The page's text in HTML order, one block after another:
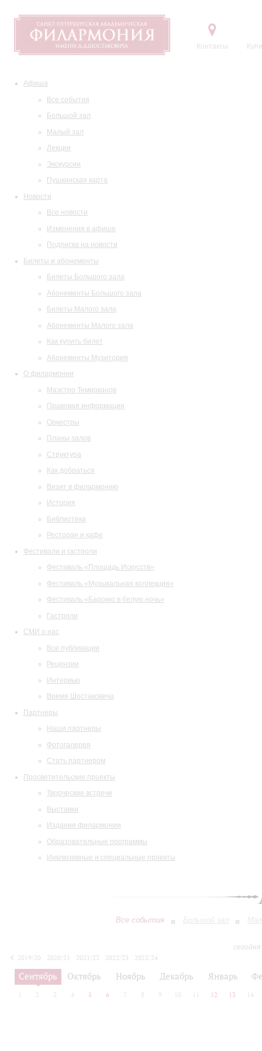
Контакты
Афиша
Все события
Большой зал
Малый зал
Лекции
Экскурсии
Пушкинская карта
Новости
Все новости
Изменения в афише
Подписка на новости
Билеты и абонементы
Билеты Большого зала
Абонементы Большого зала
Билеты Малого зала
Абонементы Малого зала
Как купить билет
Абонементы Музитория
О филармонии
Маэстро Темирканов
Правовая информация
Оркестры
Планы залов
Структура
Как добраться
Визит в филармонию
История
Библиотека
Ресторан и кафе
Фестивали и гастроли
Фестиваль «Площадь Искусств»
Фестиваль «Музыкальная коллекция»
Фестиваль «Барокко в белую ночь»
Гастроли
СМИ о нас
Все публикации
Рецензии
Интервью
Время Шостаковича
Партнеры
Наши партнеры
Фотогалерея
Стать партнером
Просветительские проекты
Творческие встречи
Выставки
Издания филармонии
Образовательные программы
Инклюзивные и специальные проекты
Все события Большой зал
2019/20
2020/21 2021/22 2022/23
2023/24
2024/25
2025/26
Сентябрь Октябрь Ноябрь Декабрь Январь
2 3 4 5 6 7 8 9 10 12 13 14